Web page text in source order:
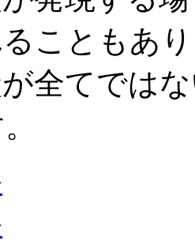
こともあ
全てでは